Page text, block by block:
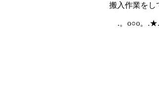
搬入作業をし
.。o○o。